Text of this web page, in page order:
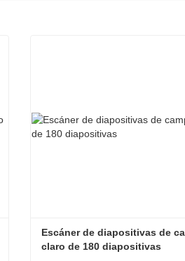
Escáner de diapositivas de
claro de 180 diapositivas